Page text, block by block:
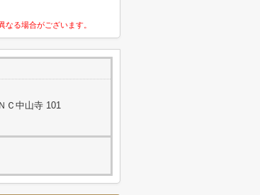
る場合がございます。
Ｃ中山寺 101